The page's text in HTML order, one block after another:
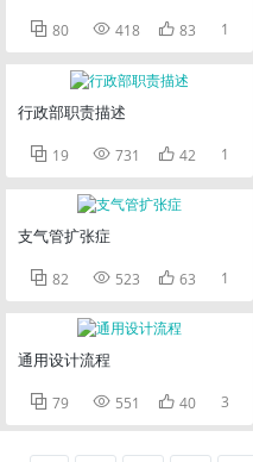
 80  418  83 1
行政部职责描述
 19  731  42 1
支气管扩张症
 82  523  63 1
通用设计流程
 79  551  40 3